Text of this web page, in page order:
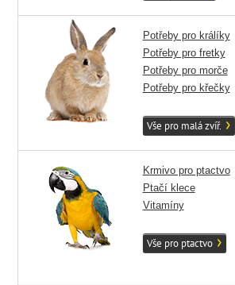
Potřeby pro králíky
Potřeby pro fretky
Potřeby pro morče
Potřeby pro křečky
Vše pro malá zvíř.
Krmivo pro ptactvo
Ptačí klece
Vitamíny
Vše pro ptactvo